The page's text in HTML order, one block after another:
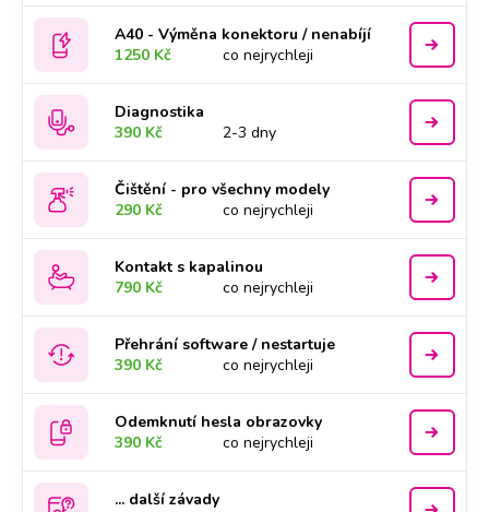
A40 - Výměna konektoru / nenabíjí
1250 Kč
co nejrychleji
Diagnostika
390 Kč
2-3 dny
Čištění - pro všechny modely
290 Kč
co nejrychleji
Kontakt s kapalinou
790 Kč
co nejrychleji
Přehrání software / nestartuje
390 Kč
co nejrychleji
Odemknutí hesla obrazovky
390 Kč
co nejrychleji
... další závady